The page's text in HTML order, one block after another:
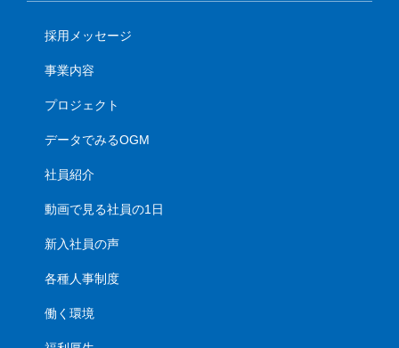
採用メッセージ
事業内容
プロジェクト
データでみるOGM
社員紹介
動画で見る社員の1日
新入社員の声
各種人事制度
働く環境